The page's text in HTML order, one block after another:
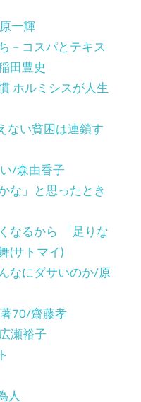
一輝
－コスパとテキス
田豊史
ホルミシスが人生
ない貧困は連鎖す
/森由香子
な」と思ったとき
なるから 「足りな
(サトマイ)
なにダサいのか/原
70/齋藤孝
瀬裕子
人